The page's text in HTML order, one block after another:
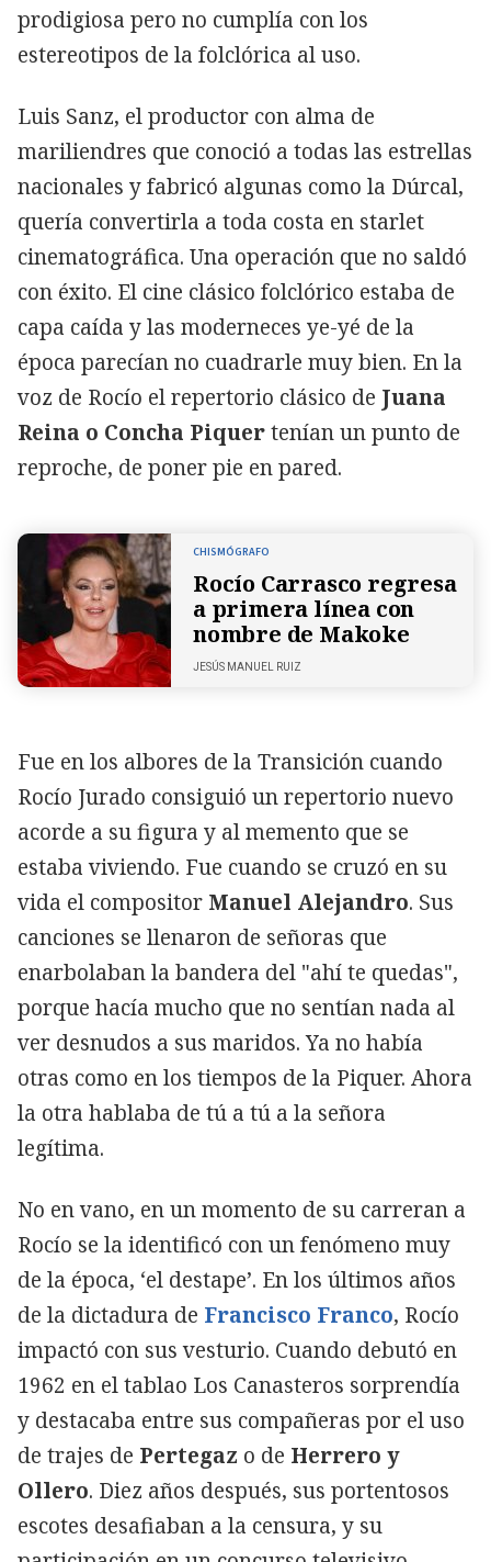
prodigiosa pero no cumplía con los
estereotipos de la folclórica al uso.
Luis Sanz, el productor con alma de
mariliendres que conoció a todas las estrellas
nacionales y fabricó algunas como la Dúrcal,
quería convertirla a toda costa en starlet
cinematográfica. Una operación que no saldó
con éxito. El cine clásico folclórico estaba de
capa caída y las moderneces ye-yé de la
época parecían no cuadrarle muy bien. En la
voz de Rocío el repertorio clásico de Juana
Reina o Concha Piquertenían un punto de
reproche, de poner pie en pared.
CHISMÓGRAFO
Rocío Carrasco regresa
a primera línea con
nombre de Makoke
JESÚS MANUEL RUIZ
Fue en los albores de la Transición cuando
Rocío Jurado consiguió un repertorio nuevo
acorde a su figura y al memento que se
estaba viviendo. Fue cuando se cruzó en su
vida el compositor Manuel Alejandro. Sus
canciones se llenaron de señoras que
enarbolaban la bandera del "ahí te quedas",
porque hacía mucho que no sentían nada al
ver desnudos a sus maridos. Ya no había
otras como en los tiempos de la Piquer. Ahora
la otra hablaba de tú a tú a la señora
legítima.
No en vano, en un momento de su carreran a
Rocío se la identificó con un fenómeno muy
de la época, ‘el destape’. En los últimos años
de la dictadura de Francisco Franco, Rocío
impactó con sus vesturio. Cuando debutó en
1962 en el tablao Los Canasteros sorprendía
y destacaba entre sus compañeras por el uso
de trajes de Pertegaz o de Herrero y
Ollero. Diez años después, sus portentosos
escotes desafiaban a la censura, y su